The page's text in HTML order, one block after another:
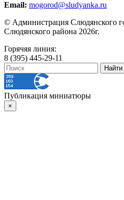
Email: mogorod@sludyanka.ru
© Администрация Слюдянского
Слюдянского района 2026г.
Горячяя линия:
8 (395) 445-29-11
Публикация миниатюры
×